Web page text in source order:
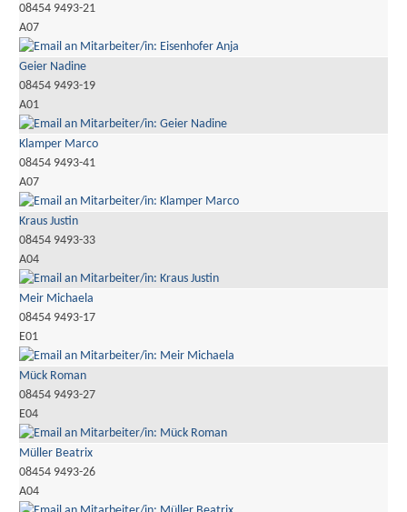
08454 9493-21
A07
Geier Nadine
08454 9493-19
A01
Klamper Marco
08454 9493-41
A07
Kraus Justin
08454 9493-33
A04
Meir Michaela
08454 9493-17
E01
Mück Roman
08454 9493-27
E04
Müller Beatrix
08454 9493-26
A04